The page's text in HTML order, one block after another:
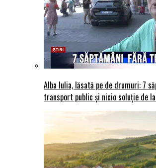
Alba Iulia, lăsată pe de drumuri: 7
transport public și nicio soluție de